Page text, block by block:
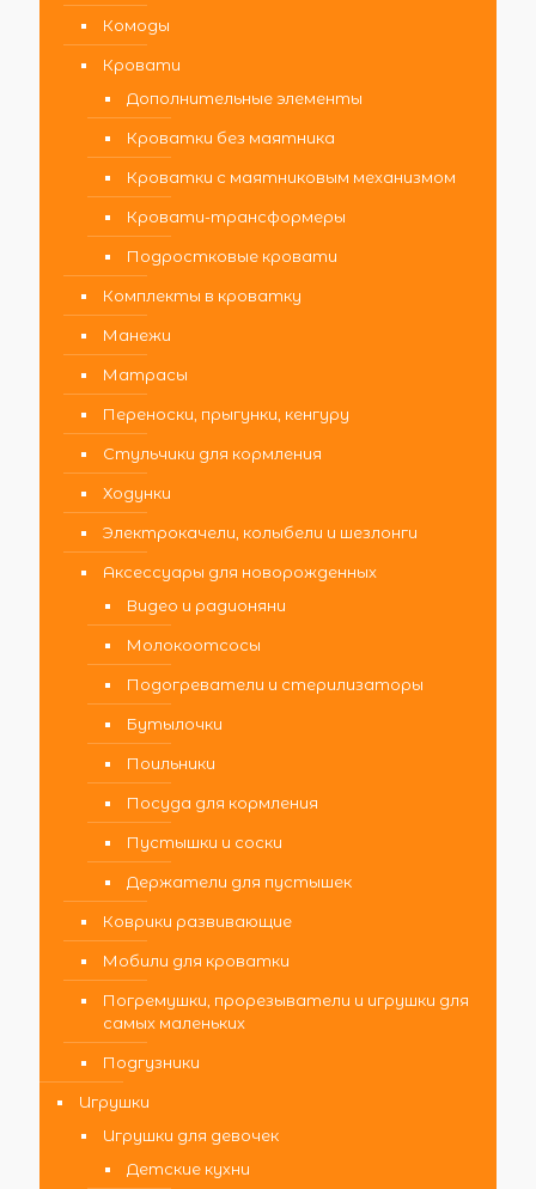
Комоды
Кровати
Дополнительные элементы
Кроватки без маятника
Кроватки с маятниковым механизмом
Кровати-трансформеры
Подростковые кровати
Комплекты в кроватку
Манежи
Матрасы
Переноски, прыгунки, кенгуру
Стульчики для кормления
Ходунки
Электрокачели, колыбели и шезлонги
Аксессуары для новорожденных
Видео и радионяни
Молокоотсосы
Подогреватели и стерилизаторы
Бутылочки
Поильники
Посуда для кормления
Пустышки и соски
Держатели для пустышек
Коврики развивающие
Мобили для кроватки
Погремушки, прорезыватели и игрушки для
самых маленьких
Подгузники
Игрушки
Игрушки для девочек
Детские кухни